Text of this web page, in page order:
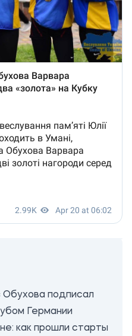
подписал
Германии
как прошли старты